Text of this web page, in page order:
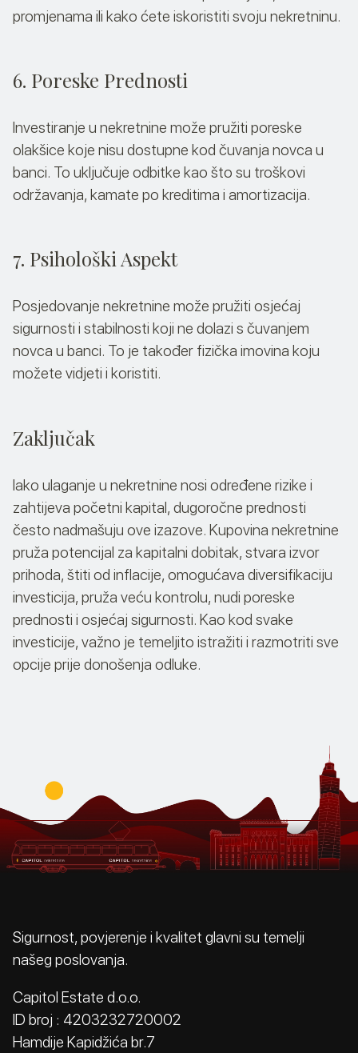
promjenama ili kako ćete iskoristiti svoju nekretninu.
6. Poreske Prednosti
Investiranje u nekretnine može pružiti poreske
olakšice koje nisu dostupne kod čuvanja novca u
banci. To uključuje odbitke kao što su troškovi
održavanja, kamate po kreditima i amortizacija.
7. Psihološki Aspekt
Posjedovanje nekretnine može pružiti osjećaj
sigurnosti i stabilnosti koji ne dolazi s čuvanjem
novca u banci. To je također fizička imovina koju
možete vidjeti i koristiti.
Zaključak
Iako ulaganje u nekretnine nosi određene rizike i
zahtijeva početni kapital, dugoročne prednosti
često nadmašuju ove izazove. Kupovina nekretnine
pruža potencijal za kapitalni dobitak, stvara izvor
prihoda, štiti od inflacije, omogućava diversifikaciju
investicija, pruža veću kontrolu, nudi poreske
prednosti i osjećaj sigurnosti. Kao kod svake
investicije, važno je temeljito istražiti i razmotriti sve
opcije prije donošenja odluke.
Sigurnost, povjerenje i kvalitet glavni su temelji
našeg poslovanja.
Capitol Estate d.o.o.
ID broj : 4203232720002
Hamdije Kapidžića br.7